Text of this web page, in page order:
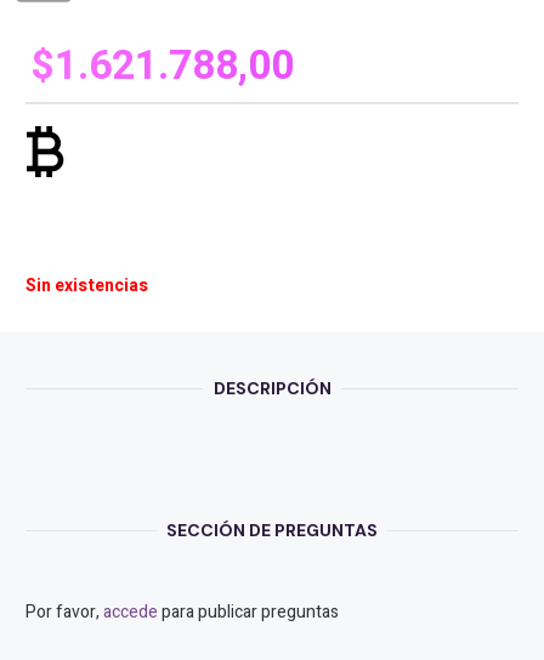
$1.621.788,00
currency_bitcoin
Sin existencias
DESCRIPCIÓN
SECCIÓN DE PREGUNTAS
Por favor,accedepara publicar preguntas